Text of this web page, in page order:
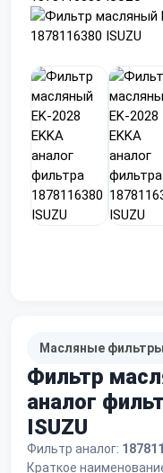
Масляные фильтры
Фильтр
аналог
ISUZU
Фильтр аналог:
Краткое